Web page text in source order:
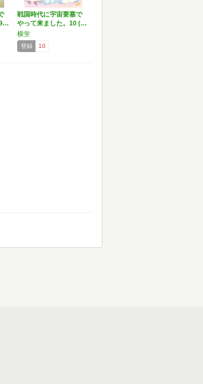
戦国時代に宇宙要塞で
やって来ました。10 (…
横蛍
登録 10